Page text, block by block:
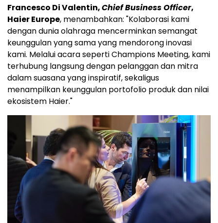
Francesco Di Valentin,Chief Business Officer,
Haier Europe, menambahkan: "Kolaborasi kami
dengan dunia olahraga mencerminkan semangat
keunggulan yang sama yang mendorong inovasi
kami. Melalui acara seperti Champions Meeting, kami
terhubung langsung dengan pelanggan dan mitra
dalam suasana yang inspiratif, sekaligus
menampilkan keunggulan portofolio produk dan nilai
ekosistem Haier."